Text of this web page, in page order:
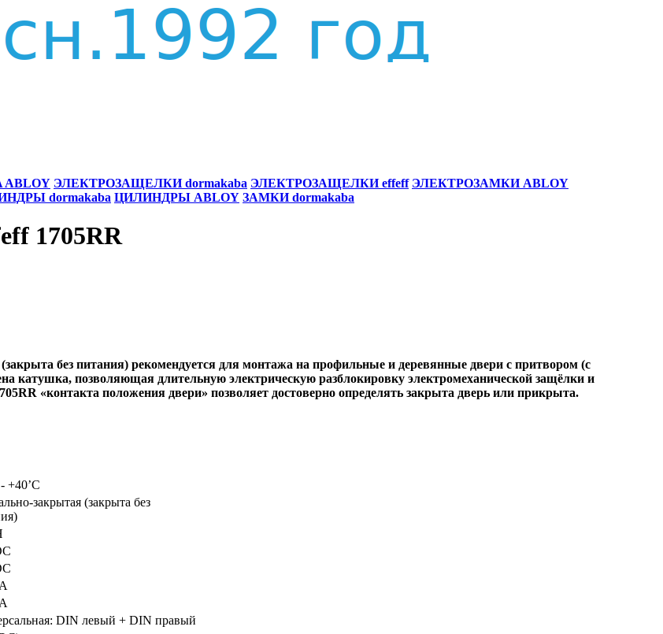
ABLOY ЭЛЕКТРОЗАЩЕЛКИ dormakaba ЭЛЕКТРОЗАЩЕЛКИ effeff ЭЛЕКТРОЗАМКИ ABLOY
dormakaba ЦИЛИНДРЫ ABLOY ЗАМКИ dormakaba
1705RR
без питания) рекомендуется для монтажа на профильные и деревянные двери с притвором (с
катушка, позволяющая длительную электрическую разблокировку электромеханической защёлки и
«контакта положения двери» позволяет достоверно определять закрыта дверь или прикрыта.
+40’C
закрытая (закрыта без
DIN левый + DIN правый